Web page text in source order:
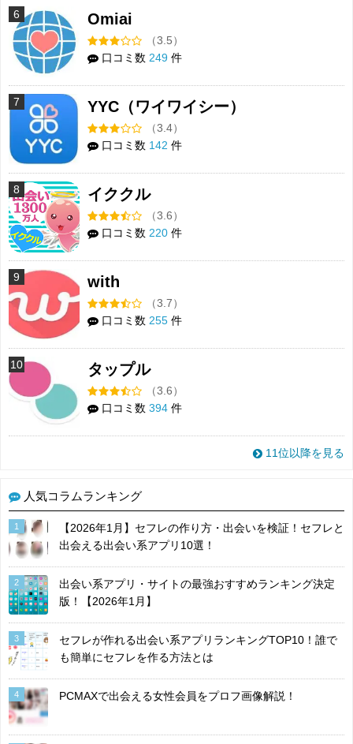
6 Omiai
（3.5）
口コミ数 249 件
7 YYC（ワイワイシー）
（3.4）
口コミ数 142 件
8 イククル
（3.6）
口コミ数 220 件
9 with
（3.7）
口コミ数 255 件
10 タップル
（3.6）
口コミ数 394 件
11位以降を見る
人気コラムランキング
1
【2026年1月】セフレの作り方・出会いを検証！セフレと
出会える出会い系アプリ10選！
2
出会い系アプリ・サイトの最強おすすめランキング決定
版！【2026年1月】
3
セフレが作れる出会い系アプリランキングTOP10！誰で
も簡単にセフレを作る方法とは
4 PCMAXで出会える女性会員をプロフ画像解説！